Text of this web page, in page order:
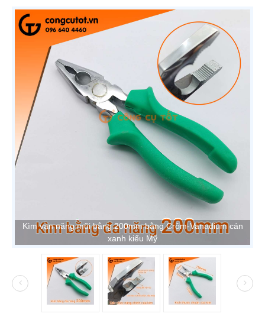
Kìm vạn năng mũi bằng 200mm bằng Crôm-Vanadium cán
xanh kiểu Mỹ